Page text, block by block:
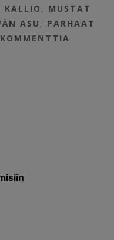
KALLIO , MUSTAT
ASU , PARHAAT